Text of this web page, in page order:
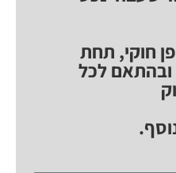
חוקי, תחת
לכל